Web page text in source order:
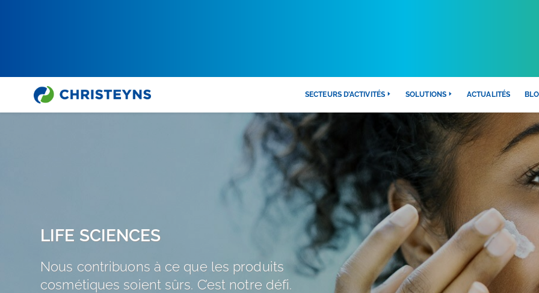
SECTEURS D’ACTIVITÉS SOLUTIONS ACTUALITÉS
LIFE SCIENCES
Nous contribuons à ce que les produits
cosmétiques soient sûrs. C’est notre défi.